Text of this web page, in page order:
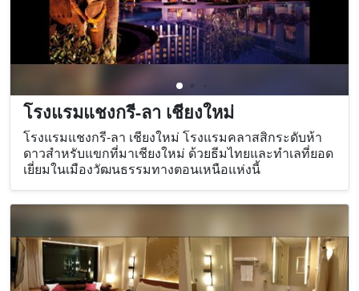
โรงแรมแชงกรี-ลา เชียงใหม่
โรงแรมแชงกรี-ลา เชียงใหม่ โรงแรมคลาสสิกระดับห้า
ดาวสำหรับแขกที่มาเชียงใหม่ ด้วยธีมไทยและทำเลที่ยอด
เยี่ยมในเมืองวัฒนธรรมทางตอนเหนือแห่งนี้